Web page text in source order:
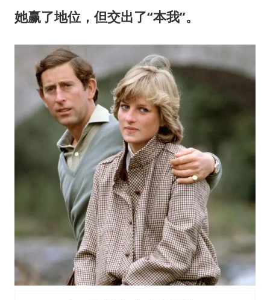
她赢了地位，但交出了“本我”。